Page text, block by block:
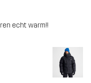
echt warm!!